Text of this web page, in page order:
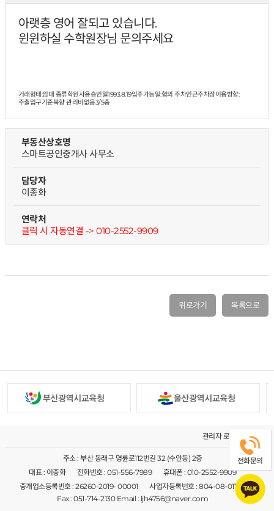
아랫층 영어 잘되고 있습니다.
윈윈하실 수학원장님 문의주세요
거래형태:임대 종류학원사용승인일1993.8.19입주가능일:협의 주차인근주차장이용방향:
주출입구기준북향 관리비없음3/5층
부동산상호명
스마트공인중개사 사무소
담당자
이종화
연락처
클릭 시 자동연결 -> 010-2552-9909
위로가기 목록으로
관리자 로그인
주소 : 부산 동래구 명륜로112번길 32 (수안동) 2층
대표 : 이종화
전화번호 : 051-556-7989
휴대폰 : 010-2552-9909
중개업소등록번호 : 26260-2019- 00001
사업자등록번호 : 804-08-01144
Fax : 051-714-2130 Email : ljh4756@naver.com
전화문의